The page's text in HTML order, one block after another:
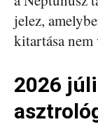
jelez,
kitartása
2026